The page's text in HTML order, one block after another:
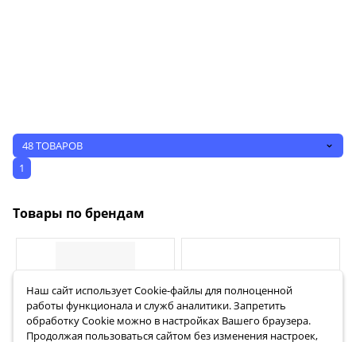
48 ТОВАРОВ
1
Товары по брендам
Наш сайт использует Сookie-файлы для полноценной
работы функционала и служб аналитики. Запретить
обработку Cookie можно в настройках Вашего браузера.
Продолжая пользоваться сайтом без изменения настроек,